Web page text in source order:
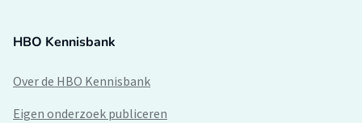
HBO Kennisbank
Over de HBO Kennisbank
Eigen onderzoek publiceren